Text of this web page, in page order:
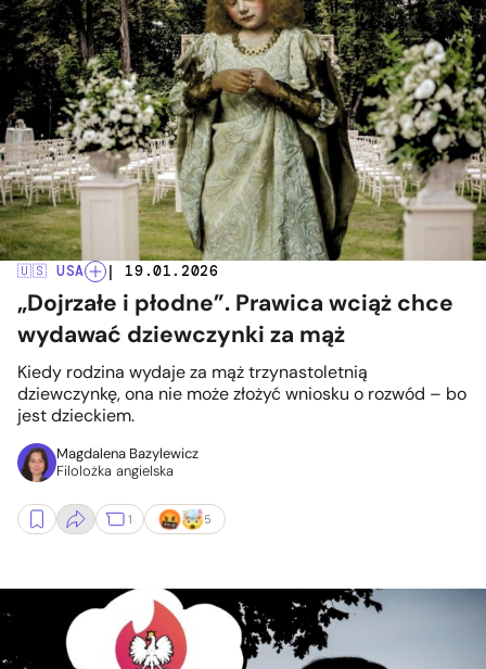
🇺🇸 USA | 19.01.2026
„Dojrzałe i płodne”. Prawica wciąż chce
wydawać dziewczynki za mąż
Kiedy rodzina wydaje za mąż trzynastoletnią
dziewczynkę, ona nie może złożyć wniosku o rozwód – bo
jest dzieckiem.
Magdalena Bazylewicz
Filolożka angielska
1 5